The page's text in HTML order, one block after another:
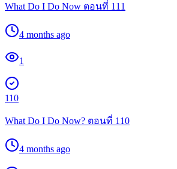
What Do I Do Now ตอนที่ 111
4 months ago
1
110
What Do I Do Now? ตอนที่ 110
4 months ago